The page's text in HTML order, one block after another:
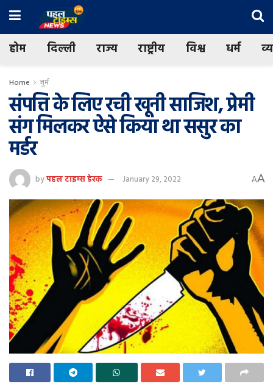
होम दिल्ली राज्य राष्ट्रीय विश्व धर्म
Home जुर्म
संपत्ति के लिए रची खूनी साजिश, प्रेमी
संग मिलकर ऐसे किया था ससुर का
मर्डर
byपहल टाइम्स डेस्क January 29, 2022 AA